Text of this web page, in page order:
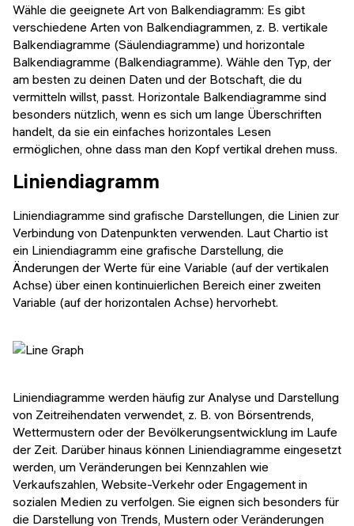
Wähle die geeignete Art von Balkendiagramm: Es gibt
verschiedene Arten von Balkendiagrammen, z. B. vertikale
Balkendiagramme (Säulendiagramme) und horizontale
Balkendiagramme (Balkendiagramme). Wähle den Typ, der
am besten zu deinen Daten und der Botschaft, die du
vermitteln willst, passt. Horizontale Balkendiagramme sind
besonders nützlich, wenn es sich um lange Überschriften
handelt, da sie ein einfaches horizontales Lesen
ermöglichen, ohne dass man den Kopf vertikal drehen muss.
Liniendiagramm
Liniendiagramme sind grafische Darstellungen, die Linien zur
Verbindung von Datenpunkten verwenden. Laut Chartio ist
ein Liniendiagramm eine grafische Darstellung, die
Änderungen der Werte für eine Variable (auf der vertikalen
Achse) über einen kontinuierlichen Bereich einer zweiten
Variable (auf der horizontalen Achse) hervorhebt.
Liniendiagramme werden häufig zur Analyse und Darstellung
von Zeitreihendaten verwendet, z. B. von Börsentrends,
Wettermustern oder der Bevölkerungsentwicklung im Laufe
der Zeit. Darüber hinaus können Liniendiagramme eingesetzt
werden, um Veränderungen bei Kennzahlen wie
Verkaufszahlen, Website-Verkehr oder Engagement in
sozialen Medien zu verfolgen. Sie eignen sich besonders für
die Darstellung von Trends, Mustern oder Veränderungen